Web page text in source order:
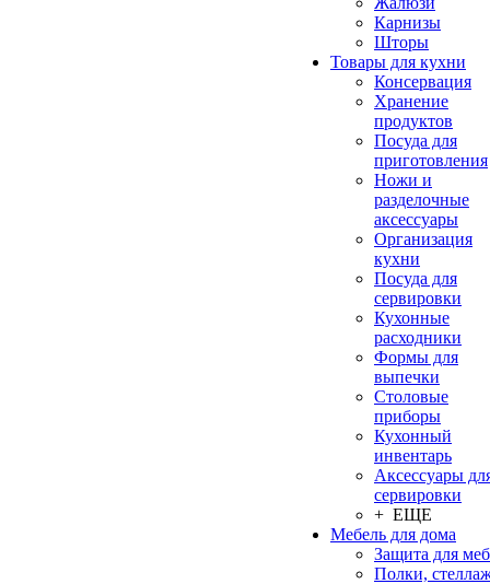
Карнизы
Шторы
Товары для кухни
Консервация
Хранение
продуктов
Посуда для
приготовления
Ножи и
разделочные
аксессуары
Организация
кухни
Посуда для
сервировки
Кухонные
расходники
Формы для
выпечки
Столовые
приборы
Кухонный
инвентарь
Аксессуары
сервировки
+ ЕЩЕ
Мебель для дома
Защита для
Полки,